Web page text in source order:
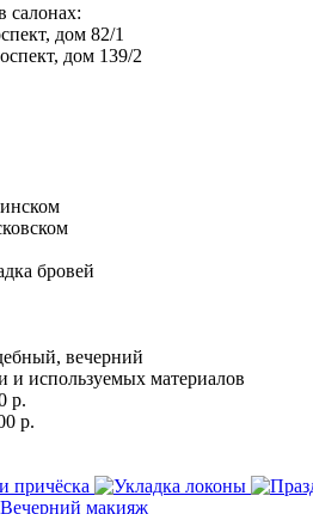
салонах:
дом 82/1
дом 139/2
бровей
вечерний
и используемых материалов
р.
р.